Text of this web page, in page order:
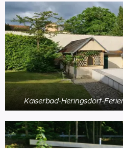
Kaiserbad-Heringsdorf-